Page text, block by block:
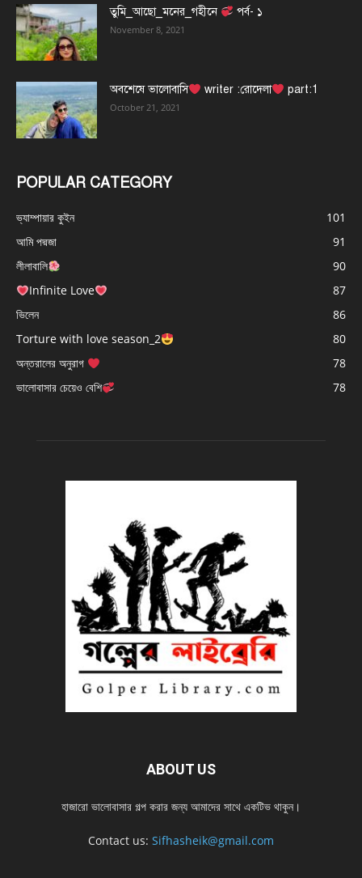
তুমি_আছো_মনের_গহীনে পর্ব- ১
November 8, 2021
অবশেষে ভালোবাসি writer :রোদেলা part:1
October 21, 2021
POPULAR CATEGORY
ভ্যাম্পায়ার কুইন
101
আমি পদ্মজা
91
লীলাবালি
90
Infinite Love
87
ভিলেন
86
Torture with love season_2
80
অন্তরালের অনুরাগ
78
ভালোবাসার চেয়েও বেশি
78
ABOUT US
হাজারো ভালোবাসার গল্প করার জন্য আমাদের সাথে একটিভ থাকুন।
Contact us: Sifhasheik@gmail.com